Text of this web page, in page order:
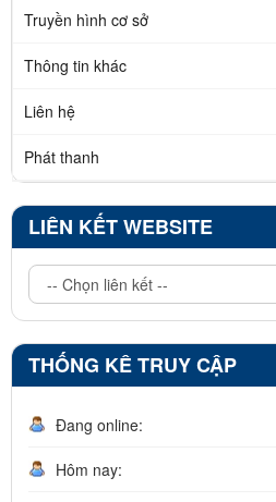
Truyền hình cơ sở
Thông tin khác
Liên hệ
Phát thanh
LIÊN KẾT WEBSITE
THỐNG KÊ TRUY CẬP
Đang online:
Hôm nay: